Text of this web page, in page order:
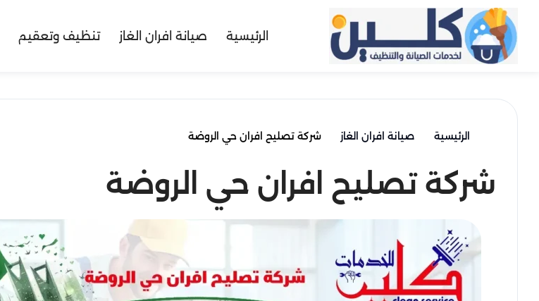
الرئيسية صيانة افران الغاز تنظيف وتعقيم
الرئيسية صيانة افران الغاز شركة تصليح افران حي الروضة
شركة تصليح افران حي الروضة